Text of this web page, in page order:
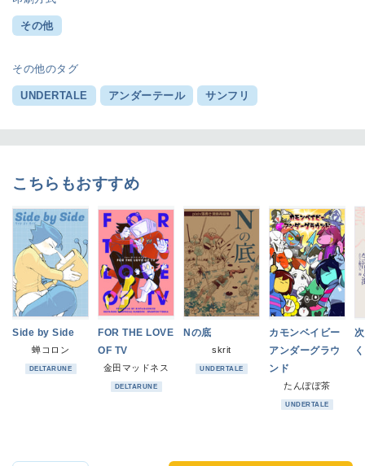
その他
その他のタグ
UNDERTALE アンダーテール サンフリ
こちらもおすすめ
Side by Side
蝉コロン
DELTARUNE
FOR THE LOVE
OF TV
金田マッドネス
DELTARUNE
Nの底
skrit
UNDERTALE
カモンベイビー
アンダーグラウ
ンド
たんぽぽ茶
UNDERTALE
く